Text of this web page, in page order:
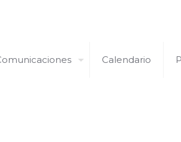
Calendario